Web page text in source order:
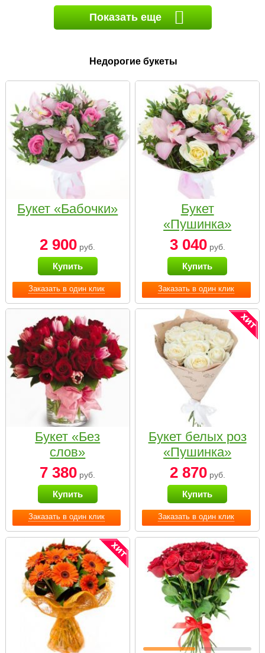
Показать еще
Недорогие букеты
Заказать в один клик
Букет «Бабочки»
2 900 руб.
Купить
Заказать в один клик
Букет
«Пушинка»
3 040руб.
Купить
Заказать в один клик
Букет «Без
слов»
7 380 руб.
Купить
Заказать в один клик
Букет белых роз
«Пушинка»
2 870руб.
Купить